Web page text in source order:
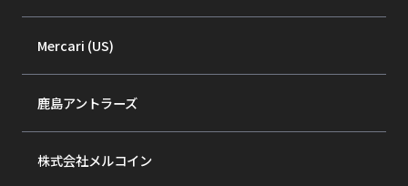
Mercari (US)
鹿島アントラーズ
株式会社メルコイン